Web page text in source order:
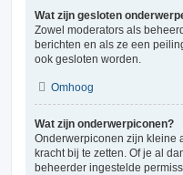
Wat zijn gesloten
Zowel moderators als
berichten en als ze een
ook gesloten worden.
Omhoog
Wat zijn onderwerpiconen?
Onderwerpiconen zijn kleine
kracht bij te zetten. Of je al
beheerder ingestelde